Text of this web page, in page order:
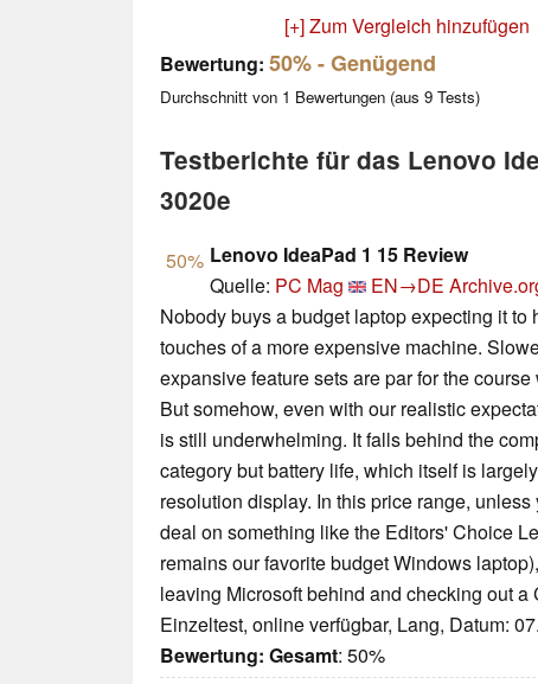
[+] Zum Vergleich hinzufügen
Bewertung: 50%- Genügend
Durchschnitt von 1 Bewertungen (aus 9 Tests)
Testberichte für das Lenovo
3020e
50% Lenovo IdeaPad 1 15 Review
Quelle: PC Mag EN→DE
Nobody buys a budget laptop expecting it to
touches of a more expensive machine.
expansive feature sets are par for the
But somehow, even with our realistic
is still underwhelming. It falls behind the
category but battery life, which itself is
resolution display. In this price range,
deal on something like the Editors' Choice
remains our favorite budget Windows
leaving Microsoft behind and checking out a
Einzeltest, online verfügbar, Lang, Datum:
Bewertung: Gesamt: 50%